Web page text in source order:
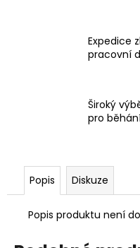
Expedice
pracovní
Široký
pro
Popis Diskuze
Popis produktu není